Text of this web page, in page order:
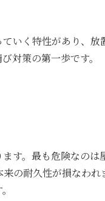
いく特性があり、放
対策の第一歩です。
す。最も危険なのは
の耐久性が損なわ